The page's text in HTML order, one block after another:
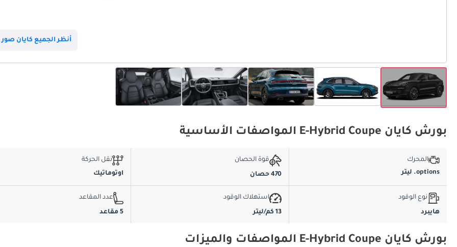
أنظر الجميع كايان صور
بورش كايان E-Hybrid Coupe المواصفات الأساسية
المحرك
options. ليتر
قوة الحصان
470 حصان
نقل الحركة
اوتوماتيك
نوع الوقود
هايبرد
استهلاك الوقود
13 كم/ليتر
عدد المقاعد
5 مقاعد
بورش كايان E-Hybrid Coupe المواصفات والميزات